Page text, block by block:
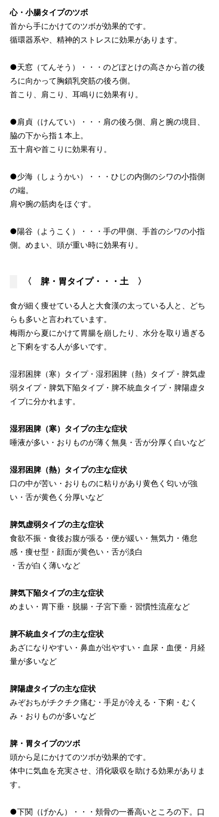
心・小腸タイプのツボ
首から手にかけてのツボが効果的です。
循環器系や、精神的ストレスに効果があります。
●天窓（てんそう）・・・のどぼとけの高さから首の後
ろに向かって胸鎖乳突筋の後ろ側。
首こり、肩こり、耳鳴りに効果有り。
●肩貞（けんてい）・・・肩の後ろ側、肩と腕の境目、
脇の下から指１本上。
五十肩や首こりに効果有り。
●少海（しょうかい）・・・ひじの内側のシワの小指側
の端。
肩や腕の筋肉をほぐす。
●陽谷（ようこく）・・・手の甲側、手首のシワの小指
側。めまい、頭が重い時に効果有り。
〈 脾・胃タイプ・・・土 〉
食が細く痩せている人と大食漢の太っている人と、どち
らも多いと言われています。
梅雨から夏にかけて胃腸を崩したり、水分を取り過ぎる
と下痢をする人が多いです。
湿邪困脾（寒）タイプ・湿邪困脾（熱）タイプ・脾気虚
弱タイプ・脾気下陥タイプ・脾不統血タイプ・脾陽虚タ
イプに分かれます。
湿邪困脾（寒）タイプの主な症状
唾液が多い・おりものが薄く無臭・舌が分厚く白いなど
湿邪困脾（熱）タイプの主な症状
口の中が苦い・おりものに粘りがあり黄色く匂いが強
い・舌が黄色く分厚いなど
脾気虚弱タイプの主な症状
食欲不振・食後お腹が張る・便が緩い・無気力・倦怠
感・痩せ型・顔面が黄色い・舌が淡白
・舌が白く薄いなど
脾気下陥タイプの主な症状
めまい・胃下垂・脱腸・子宮下垂・習慣性流産など
脾不統血タイプの主な症状
あざになりやすい・鼻血が出やすい・血尿・血便・月経
量が多いなど
脾陽虚タイプの主な症状
みぞおちがチクチク痛む・手足が冷える・下痢・むく
み・おりものが多いなど
脾・胃タイプのツボ
頭から足にかけてのツボが効果的です。
体中に気血を充実させ、消化吸収を助ける効果がありま
す。
●下関（げかん）・・・頬骨の一番高いところの下。口